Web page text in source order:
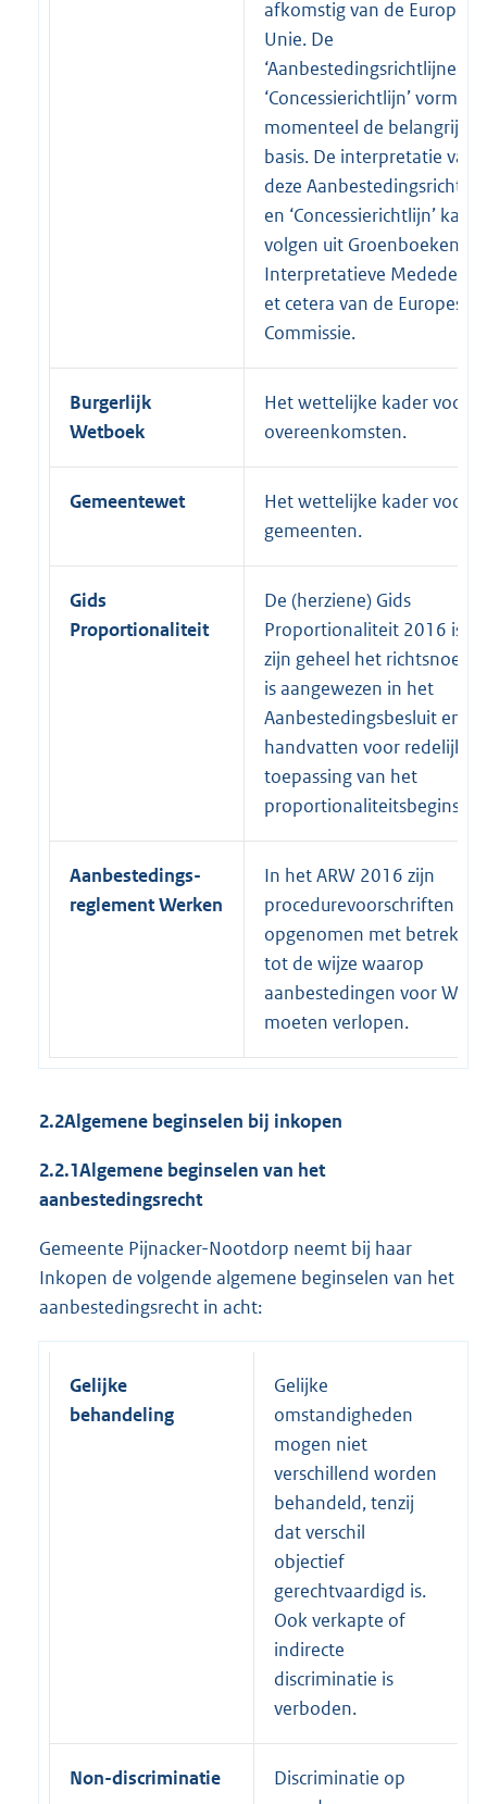
afkomstig van de Europese
Unie. De
‘Aanbestedingsrichtlijnen’
‘Concessierichtlijn’ vormen
momenteel de
basis. De interpretatie van
deze
en ‘Concessierichtlijn’ kan
volgen uit Groenboeken,
Interpretatieve
et cetera van de Europese
Commissie.
Burgerlijk
Wetboek
Het wettelijke kader voor
overeenkomsten.
Gemeentewet
Het wettelijke kader voor
gemeenten.
Gids
Proportionaliteit
De (herziene) Gids
Proportionaliteit 2016 is in
zijn geheel het richtsnoer
is aangewezen in het
Aanbestedingsbesluit en
handvatten voor redelijke
toepassing van het
proportionaliteitsbeginsel.
Aanbestedings-
reglement Werken
In het ARW 2016 zijn
procedurevoorschriften
opgenomen met
tot de wijze waarop
aanbestedingen voor
moeten verlopen.
2.2Algemene beginselen bij inkopen
2.2.1Algemene beginselen van het
aanbestedingsrecht
Gemeente Pijnacker-Nootdorp neemt bij haar
Inkopen de volgende algemene beginselen van het
aanbestedingsrecht in acht:
Gelijke
behandeling
Gelijke
omstandigheden
mogen niet
verschillend worden
behandeld, tenzij
dat verschil
objectief
gerechtvaardigd is.
Ook verkapte of
indirecte
discriminatie is
verboden.
Non-discriminatie
Discriminatie op